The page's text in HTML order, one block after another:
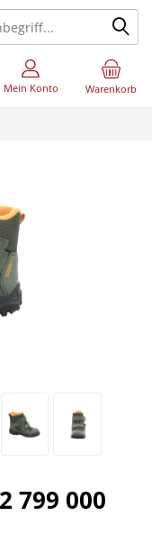
Warenkorb
Mein Konto
799 000